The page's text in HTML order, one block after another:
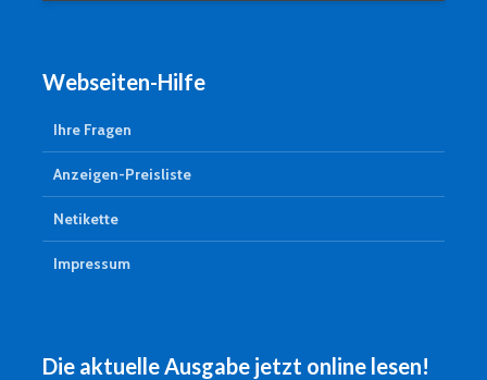
Webseiten-Hilfe
Ihre Fragen
Anzeigen-Preisliste
Netikette
Impressum
Die aktuelle Ausgabe jetzt online lesen!